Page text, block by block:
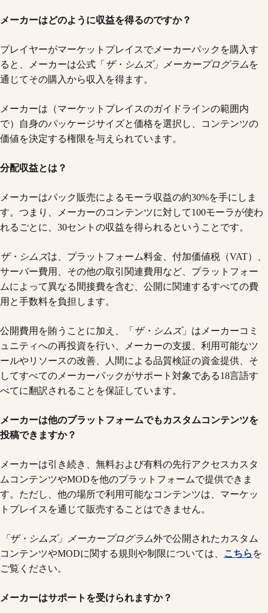
メーカーはどのように収益を得るのですか？
プレイヤーがマーケットプレイスでメーカーパックを購入す
ると、メーカーは公式「 ザ・シムズ」メーカープログラムを
通じてその購入から収入を得ます。
メーカーは（マーケットプレイスのガイドラインの範囲内
で）自身のパッケージサイズと価格を選択し、コンテンツの
価値を決定する権限を与えられています。
分配収益とは？
メーカーはパック販売によるモーラ収益の約30%を手にしま
す。つまり、メーカーのコンテンツに対して100モーラが使わ
れるごとに、30セントの収益を得られるということです。
ザ・シムズは、プラットフォーム料金、付加価値税（VAT）、
サーバー費用、その他の取引関連費用など、プラットフォー
ムによって異なる間接費を含む、公開に関連するすべての費
用と手数料を負担します。
公開費用を賄うことに加え、「 ザ・シムズ」はメーカーコミ
ュニティへの再投資を行い、メーカーの支援、利用可能なツ
ールやリソースの改善、人間による品質検証の資金提供、そ
してすべてのメーカーパックがサポート対象である18言語す
べてに翻訳されることを保証しています。
メーカーは他のプラットフォームでもカスタムコンテンツを
投稿できますか？
メーカーは引き続き、無料および有料の先行アクセスカスタ
ムコンテンツやMODを他のプラットフォームで提供できま
す。ただし、他の場所で利用可能なコンテンツは、マーケッ
トプレイスを通じて販売することはできません。
「ザ・シムズ」メーカープログラム外で公開されたカスタム
コンテンツやMODに関する規則や制限については、
こちら を
ご覧ください。
メーカーはサポートを受けられますか？